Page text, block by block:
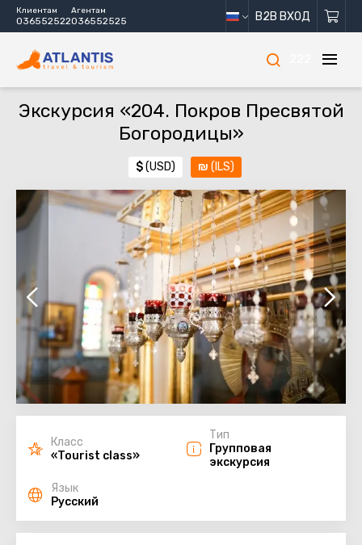
Клиентам
036552522
Агентам
036552525 B2B ВХОД
Экскурсия «204. Покров Пресвятой
Богородицы»
$(USD) ₪ (ILS)
Класс
«Tourist class»
Тип
Групповая
экскурсия
Язык
Русский